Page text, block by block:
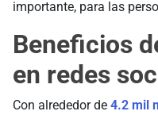
importante, para las
Beneficios
en redes
Con alrededor de 4.2 mil